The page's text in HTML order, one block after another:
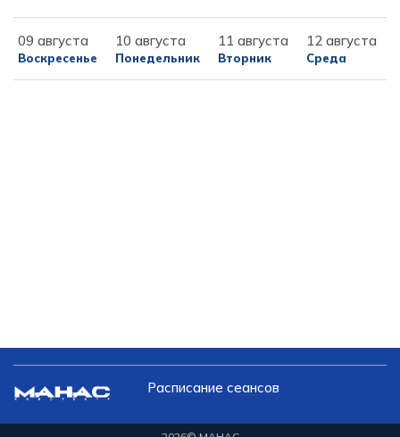
09 августа
Воскресенье
10 августа
Понедельник
11 августа
Вторник
12 августа
Среда
Расписание сеансов